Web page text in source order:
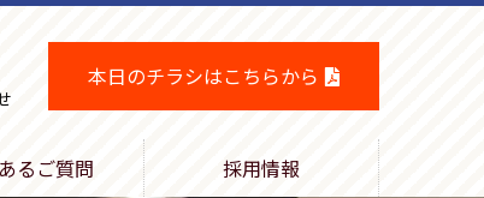
本日のチラシはこちらから
るご質問 採用情報